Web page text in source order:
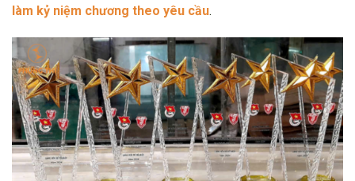
làm kỷ niệm chương theo yêu cầu.